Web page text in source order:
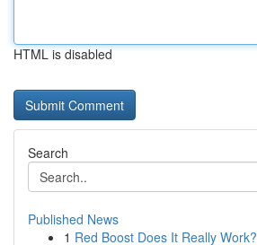
HTML is disabled
Search
Published News
1 Red Boost Does It Really Work?